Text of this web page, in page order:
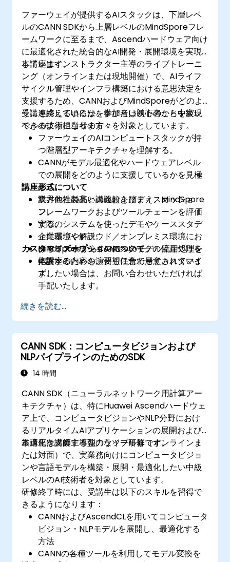
ファーウェイが提供するAIスタックは、下層レベ
ルのCANN SDKから上層レベルのMindSporeフレ
ームワークに至るまで、Ascendハードウェア向け
に最適化された統合的なAI開発・展開環境を実現
しています。
本講座はインストラクター主導のライブトレーニ
ング（オンラインまたは現地開催）で、AIライフ
サイクル管理やインフラ構築における意思決定を
支援するため、CANNおよびMindSporeがどのよ
うに連携しているかを学びたい初心者から中級レ
ベルの技術担当者の方々を対象としています。
受講を終える頃には、参加者は以下のことを実現
できるようになります：
ファーウェイのAIコンピュートスタックが持
つ階層型アーキテクチャを理解する。
CANNがモデル最適化やハードウェアレベル
での展開をどのように支援しているかを見極
める。
業界他社製品との比較を踏まえ、MindSpore
フレームワークおよびツールチェーンを評価
する。
企業環境やクラウド／オンプレミス環境にお
けるファーウェイのAIスタックの位置づけを
把握する。
講座形式について
双方向性の高い講義およびディスカッショ
ン。
実際のシステムを使ったデモやケーススタデ
ィに基づく解説。
MindSporeからCANNへのモデル流用処理を
体験するための演習も任意で用意されていま
す。
カスタマイズオプションについて
本講座の内容をご要望に合わせてカスタマイ
ズしたい場合は、お問い合わせいただければ
手配いたします。
続きを読む...
CANN SDK：コンピュータビジョンおよび
NLPパイプラインのためのSDK
14 時間
CANN SDK（ニューラルネットワーク用計算アー
キテクチャ）は、特にHuawei Ascendハードウェ
ア上で、コンピュータビジョンやNLP分野におけ
るリアルタイムAIアプリケーションの展開および
最適化を支援する強力なツール群です。
本講座は講師主導型のライブ研修（オンラインま
たは対面）で、実業務向けにコンピュータビジョ
ンや言語モデルを構築・展開・最適化したい中級
レベルのAI技術者を対象としています。
研修終了時には、受講生は以下のスキルを習得で
きるようになります：
CANNおよびAscendCLを用いてコンピュータ
ビジョン・NLPモデルを展開し、最適化する
方法
CANNの各種ツールを利用してモデル変換を